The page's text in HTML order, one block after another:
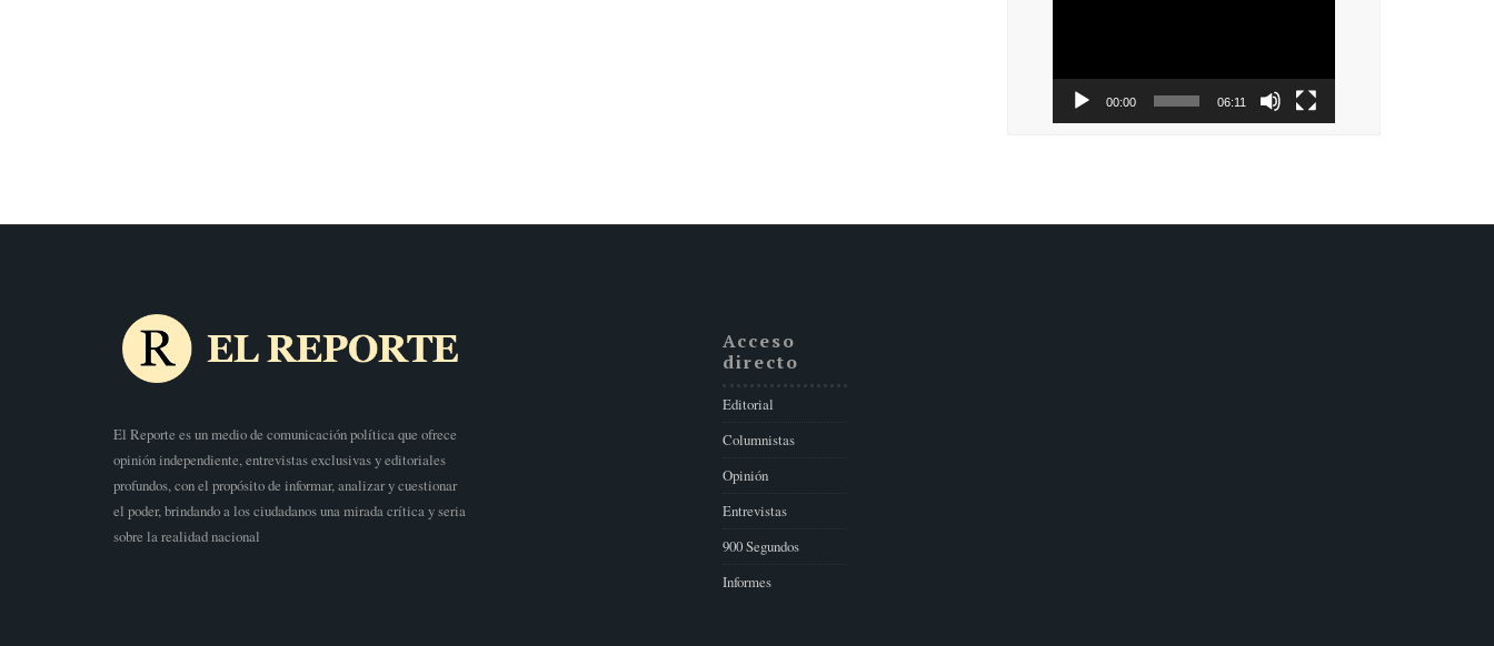
00:00 06:11
El Reporte es un medio de comunicación política que ofrece
opinión independiente, entrevistas exclusivas y editoriales
profundos, con el propósito de informar, analizar y cuestionar
el poder, brindando a los ciudadanos una mirada crítica y seria
sobre la realidad nacional
Acceso
directo
Editorial
Columnistas
Opinión
Entrevistas
900 Segundos
Informes